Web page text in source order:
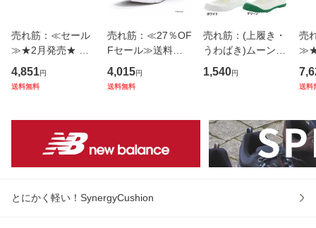
売れ筋：≪セール
≫★2月発売★ 春
夏新作 送料無料 ニ
ューバランス new
B W430544 2
4,851円
送料無料
売れ筋：≪27％OF
Fセール≫送料無
料 ムーンスター メ
ンズ/レディース ス
4,015円
送料無料
売れ筋：(上履き・
うわばき)ムーンス
ター 子供靴 日本製
スクール キッズ シ
nstar バンド 綿 抗
菌防臭
1,540円
売
夏
ュ
イ
シ
送料
とにかく軽い！SynergyCushion